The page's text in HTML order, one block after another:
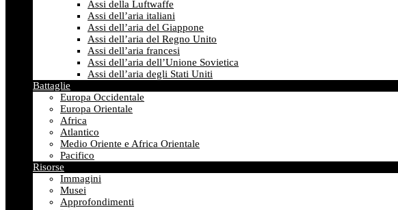
Assi della Luftwaffe
Assi dell’aria italiani
Assi dell’aria del Giappone
Assi dell’aria del Regno Unito
Assi dell’aria francesi
Assi dell’aria dell’Unione Sovietica
Assi dell’aria degli Stati Uniti
Battaglie
Europa Occidentale
Europa Orientale
Africa
Atlantico
Medio Oriente e Africa Orientale
Pacifico
Risorse
Immagini
Musei
Approfondimenti